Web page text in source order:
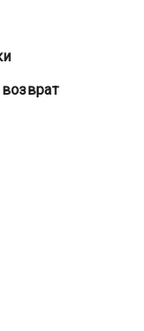
возврат